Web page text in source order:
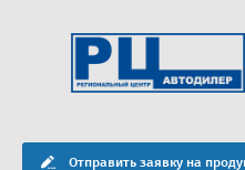
Отправить заявку на